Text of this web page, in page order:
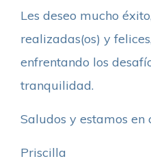
Les deseo mucho
realizadas(os) y
enfrentando los
tranquilidad.
Saludos y estamos en
Priscilla